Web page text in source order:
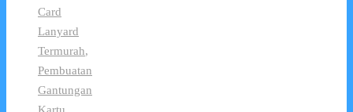
Card
Lanyard
Termurah,
Pembuatan
Gantungan